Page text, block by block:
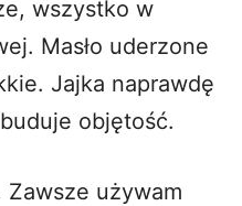
wszystko w
Masło uderzone
Jajka naprawdę
objętość.
Zawsze używam